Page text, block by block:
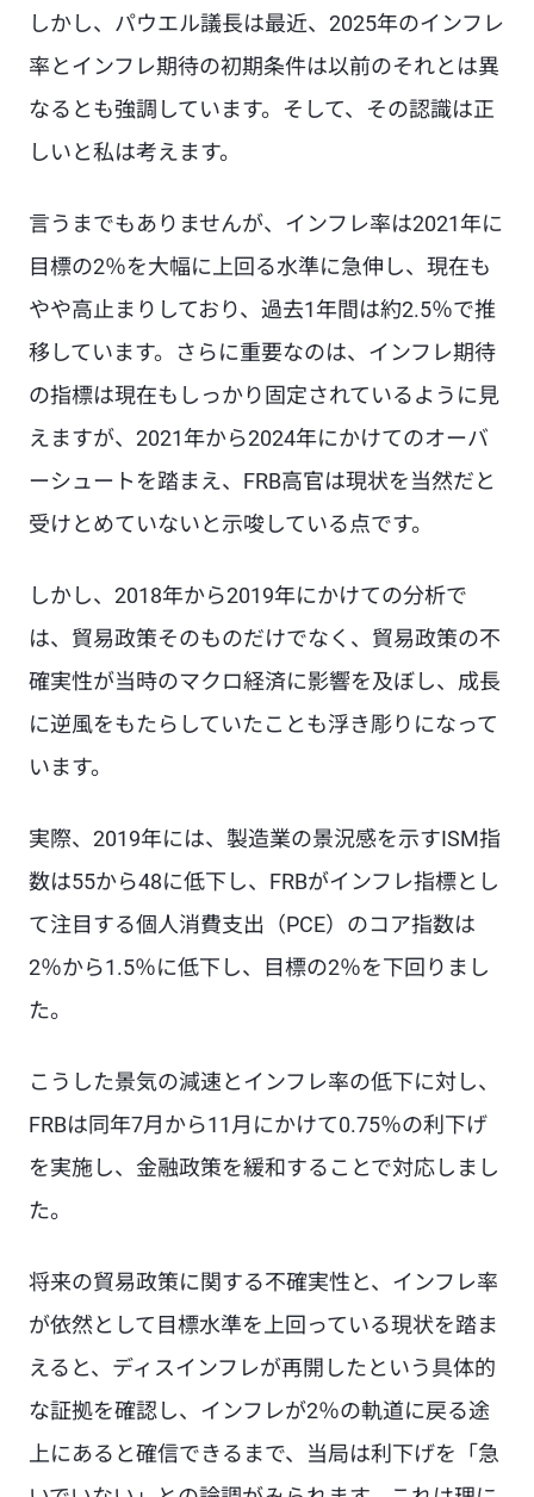
しかし、パウエル議長は最近、2025年のインフレ
率とインフレ期待の初期条件は以前のそれとは異
なるとも強調しています。そして、その認識は正
しいと私は考えます。
言うまでもありませんが、インフレ率は2021年に
目標の2％を大幅に上回る水準に急伸し、現在も
やや高止まりしており、過去1年間は約2.5％で推
移しています。さらに重要なのは、インフレ期待
の指標は現在もしっかり固定されているように見
えますが、2021年から2024年にかけてのオーバ
ーシュートを踏まえ、FRB高官は現状を当然だと
受けとめていないと示唆している点です。
しかし、2018年から2019年にかけての分析で
は、貿易政策そのものだけでなく、貿易政策の不
確実性が当時のマクロ経済に影響を及ぼし、成長
に逆風をもたらしていたことも浮き彫りになって
います。
実際、2019年には、製造業の景況感を示すISM指
数は55から48に低下し、FRBがインフレ指標とし
て注目する個人消費支出（PCE）のコア指数は
2％から1.5％に低下し、目標の2％を下回りまし
た。
こうした景気の減速とインフレ率の低下に対し、
FRBは同年7月から11月にかけて0.75％の利下げ
を実施し、金融政策を緩和することで対応しまし
た。
将来の貿易政策に関する不確実性と、インフレ率
が依然として目標水準を上回っている現状を踏ま
えると、ディスインフレが再開したという具体的
な証拠を確認し、インフレが2％の軌道に戻る途
上にあると確信できるまで、当局は利下げを「急